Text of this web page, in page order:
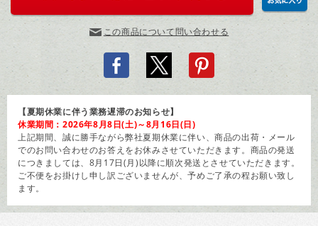
この商品について問い合わせる
【夏期休業に伴う業務遅滞のお知らせ】
休業期間：2026年8月8日(土)～8月16日(日)
上記期間、誠に勝手ながら弊社夏期休業に伴い、商品の出荷・メール
でのお問い合わせのお答えをお休みさせていただきます。商品の発送
につきましては、8月17日(月)以降に順次発送とさせていただきます。
ご不便をお掛けし申し訳ございませんが、予めご了承の程お願い致し
ます。